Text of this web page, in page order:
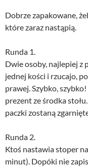
Dobrze zapakowane,
które zaraz nastąpią.
Runda 1.
Dwie osoby, najlepiej z
jednej kości i rzucajo,
prawej. Szybko,
prezent ze środka
paczki zostaną
Runda 2.
Ktoś nastawia stoper
minut). Dopóki nie